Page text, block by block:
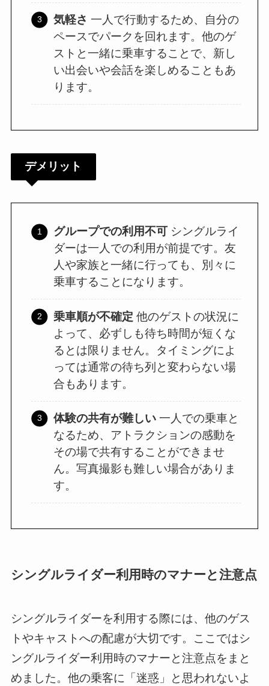
気軽さ 一人で行動するため、自分の
ペースでパークを回れます。他のゲ
ストと一緒に乗車することで、新し
い出会いや会話を楽しめることもあ
ります。
デメリット
グループでの利用不可 シングルライ
ダーは一人での利用が前提です。友
人や家族と一緒に行っても、別々に
乗車することになります。
乗車順が不確定 他のゲストの状況に
よって、必ずしも待ち時間が短くな
るとは限りません。タイミングによ
っては通常の待ち列と変わらない場
合もあります。
体験の共有が難しい 一人での乗車と
なるため、アトラクションの感動を
その場で共有することができませ
ん。写真撮影も難しい場合がありま
す。
シングルライダー利用時のマナーと注意点
シングルライダーを利用する際には、他のゲス
トやキャストへの配慮が大切です。ここではシ
ングルライダー利用時のマナーと注意点をまと
めました。他の乗客に「迷惑」と思われないよ